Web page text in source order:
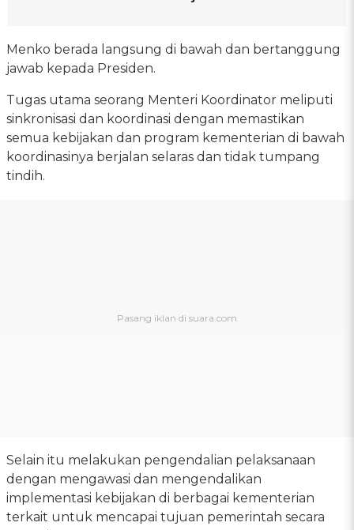
Menko berada langsung di bawah dan bertanggung
jawab kepada Presiden.
Tugas utama seorang Menteri Koordinator meliputi
sinkronisasi dan koordinasi dengan memastikan
semua kebijakan dan program kementerian di bawah
koordinasinya berjalan selaras dan tidak tumpang
tindih.
Selain itu melakukan pengendalian pelaksanaan
dengan mengawasi dan mengendalikan
implementasi kebijakan di berbagai kementerian
terkait untuk mencapai tujuan pemerintah secara